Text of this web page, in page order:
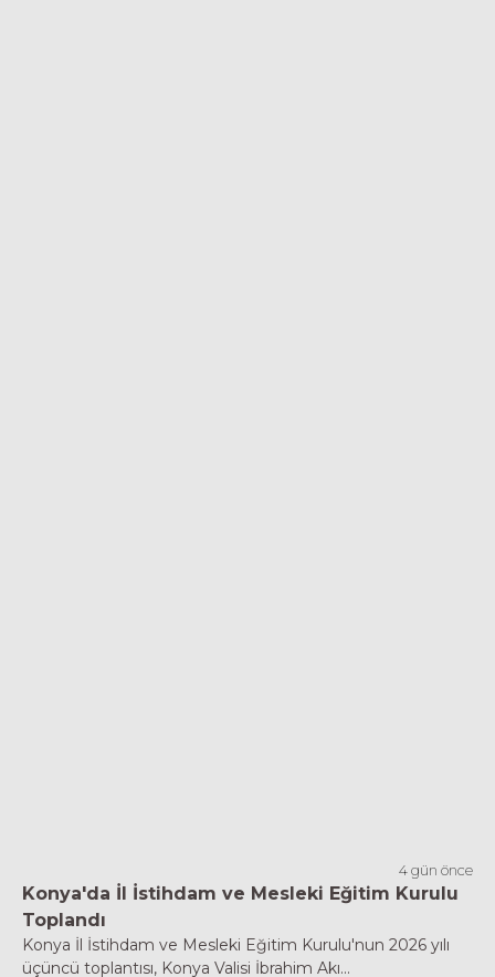
4 gün önce
Konya'da İl İstihdam ve Mesleki Eğitim Kurulu
Toplandı
Konya İl İstihdam ve Mesleki Eğitim Kurulu'nun 2026 yılı
üçüncü toplantısı, Konya Valisi İbrahim Akı...